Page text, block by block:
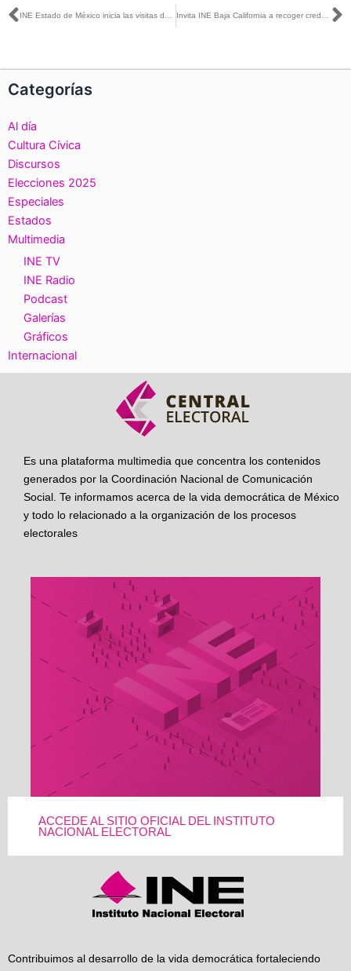
Ant
Categorías
Al día
Cultura Cívica
Discursos
Elecciones 2025
Especiales
Estados
Multimedia
INE TV
INE Radio
Podcast
Galerías
Gráficos
Internacional
Es una plataforma multimedia que concentra los contenidos
generados por la Coordinación Nacional de Comunicación
Social. Te informamos acerca de la vida democrática de México
y todo lo relacionado a la organización de los procesos
electorales
ACCEDE AL SITIO OFICIAL DEL INSTITUTO
NACIONAL ELECTORAL
Contribuimos al desarrollo de la vida democrática fortaleciendo